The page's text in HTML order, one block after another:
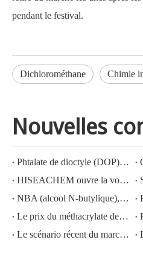
pendant le festival.
Dichlorométhane Chimie
Nouvelles
Phtalate de dioctyle (DOP) N° CAS : 117-81-7
HISEACHEM ouvre la voie : succès récent dans l'exportation d'acide acétique, d'acide oxalique, d'acide sulfurique, d'acide nitrique, de soude caustique, d'alcali liquide et de métabisulfite de sodium depuis la Chine
NBA (alcool N-butylique), N° CAS : 71-36-3, connaissance de l'industrie
Le prix du méthacrylate de méthyle MMA CAS 80-62-6 diminue fortement
Le scénario récent du marché de l'acide sulfurique en Chine : une année en revue